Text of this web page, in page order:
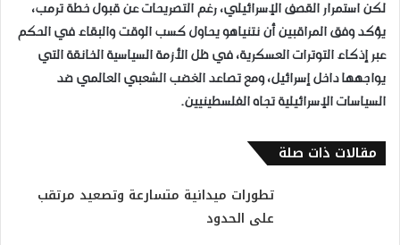
لكن استمرار القصف الإسرائيلي، رغم التصريحات عن قبول خطة ترمب،
يؤكد وفق المراقبين أن نتنياهو يحاول كسب الوقت والبقاء في الحكم
عبر إذكاء التوترات العسكرية، في ظل الأزمة السياسية الخانقة التي
يواجهها داخل إسرائيل، ومع تصاعد الغضب الشعبي العالمي ضد
السياسات الإسرائيلية تجاه الفلسطينيين.
مقالات ذات صلة
تطورات ميدانية متسارعة وتصعيد مرتقب
على الحدود